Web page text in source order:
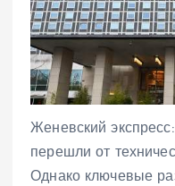
Женевский
перешли от
Однако ключевые